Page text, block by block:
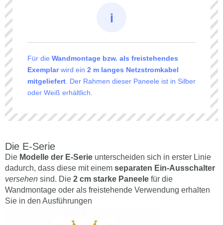
Für die Wandmontage bzw. als freistehendes
Exemplarwird ein 2 m langes Netzstromkabel
mitgeliefert . Der Rahmen dieser Paneele ist in Silber
oder Weiß erhältlich.
Die E-Serie
Die Modelle der E-Serie unterscheiden sich in erster Linie
dadurch, dass diese mit einem separaten Ein-Ausschalter
versehen sind. Die 2 cm starke Paneele für die
Wandmontage oder als freistehende Verwendung erhalten
Sie in den Ausführungen